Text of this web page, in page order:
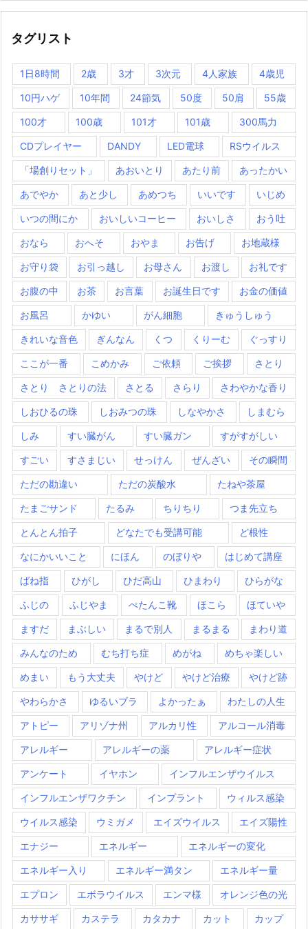
タグリスト
1日8時間 2歳 3才 3次元 4人家族 4歳児
10円ハゲ 10年間 24節気 50度 50肩 55歳
100才 100歳 101才 101歳 300馬力
CDプレイヤー DANDY LED電球 RSウイルス
「場創りセット」 あおいとり あたり前 あったかい
あでやか あと少し あめつち いいです いじめ
いつの間にか おいしいコーヒー おいしさ おう吐
おなら おへそ おやま お告げ お地蔵様
お守り袋 お引っ越し お母さん お渡し お礼です
お腹の中 お茶 お言葉 お誕生日です お金の価値
お風呂 かゆい がん細胞 きゅうしゅう
きれいな音色 ぎんなん くつ くりーむ ぐっすり
ここが一番 こめかみ ご依頼 ご挨拶 さとり
さとり さとりの法 さとる さらり さわやかな香り
しおひるの珠 しおみつの珠 しなやかさ しまむら
しみ すい臓がん すい臓ガン すがすがしい
すごい すさまじい せっけん ぜんざい その瞬間
ただの勘違い ただの炭酸水 たねや茶屋
たまごサンド たるみ ちりちり つま先立ち
とんとん拍子 どなたでも受講可能 ど根性
なにかいいこと にほん のぼりや はじめて講座
ばね指 ひがし ひだ高山 ひまわり ひらがな
ふじの ふじやま ぺたんこ靴 ほこら ほていや
ますだ まぶしい まるで別人 まるまる まわり道
みんなのため むち打ち症 めがね めちゃ楽しい
めまい もう大丈夫 やけど やけど治療 やけど跡
やわらかさ ゆるいブラ よかったぁ わたしの人生
アトピー アリゾナ州 アルカリ性 アルコール消毒
アレルギー アレルギーの薬 アレルギー症状
アンケート イヤホン インフルエンザウイルス
インフルエンザワクチン インプラント ウィルス感染
ウイルス感染 ウミガメ エイズウイルス エイズ陽性
エナジー エネルギー エネルギーの変化
エネルギー入り エネルギー満タン エネルギー量
エプロン エボラウイルス エンマ様 オレンジ色の光
カササギ カステラ カタカナ カット カップ